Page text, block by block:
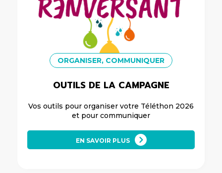
ORGANISER, COMMUNIQUER
OUTILS DE LA CAMPAGNE
Vos outils pour organiser votre Téléthon 2026
et pour communiquer
EN SAVOIR PLUS